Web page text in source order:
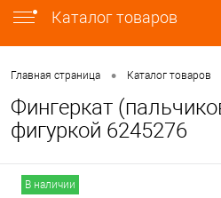
Каталог товаров
Главная страница • Каталог товаров
Фингеркат
фигуркой 6245276
В наличии